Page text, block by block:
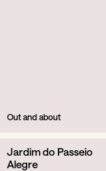
Out and about
Jardim do Passeio
Alegre